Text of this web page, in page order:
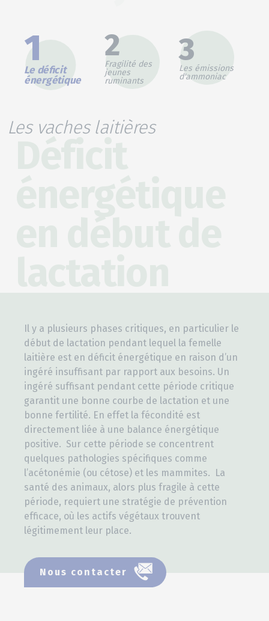
1
Le déficit
énergétique
2
Fragilité des
jeunes
ruminants
3
Les émissions
d'ammoniac
Les vaches laitières
Il y a plusieurs phases critiques, en particulier le
début de lactation pendant lequel la femelle
laitière est en déficit énergétique en raison d’un
ingéré insuffisant par rapport aux besoins. Un
ingéré suffisant pendant cette période critique
garantit une bonne courbe de lactation et une
bonne fertilité. En effet la fécondité est
directement liée à une balance énergétique
positive. Sur cette période se concentrent
quelques pathologies spécifiques comme
l’acétonémie (ou cétose) et les mammites. La
santé des animaux, alors plus fragile à cette
période, requiert une stratégie de prévention
efficace, où les actifs végétaux trouvent
légitimement leur place.
Nous contacter